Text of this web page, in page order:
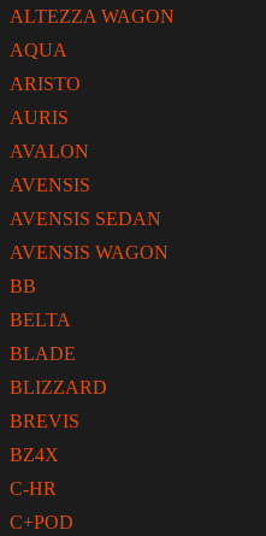
ALTEZZA WAGON
AQUA
ARISTO
AURIS
AVALON
AVENSIS
AVENSIS SEDAN
AVENSIS WAGON
BB
BELTA
BLADE
BLIZZARD
BREVIS
BZ4X
C-HR
C+POD